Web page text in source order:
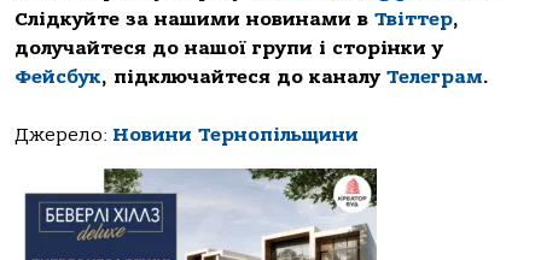
Слідкуйте за нашими новинами в Твіттер,
долучайтеся до нашої групи і сторінки у
Фейсбук, підключайтеся до каналу Телеграм.
Джерело: Новини Тернопільщини